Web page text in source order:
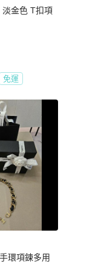
淡金色 T扣項
免運
環項鍊多用